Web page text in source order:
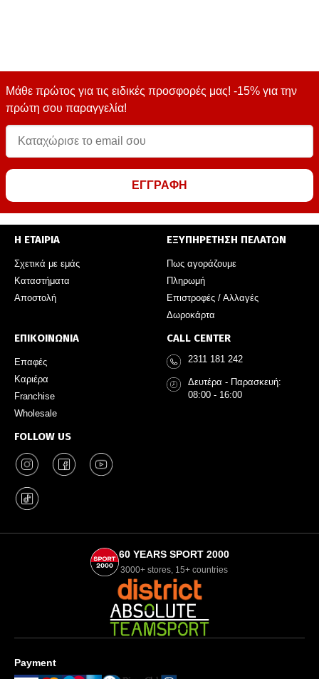
Μάθε πρώτος για τις ειδικές προσφορές μας! -15% για την
πρώτη σου παραγγελία!
ΕΓΓΡΑΦΗ
Η ΕΤΑΙΡΙΑ
Σχετικά με εμάς
Καταστήματα
Αποστολή
ΕΞΥΠΗΡΕΤΗΣΗ ΠΕΛΑΤΩΝ
Πως αγοράζουμε
Πληρωμή
Επιστροφές / Αλλαγές
Δωροκάρτα
ΕΠΙΚΟΙΝΩΝΙΑ
Επαφές
Καριέρα
Franchise
Wholesale
FOLLOW US
CALL CENTER
2311 181 242
Δευτέρα - Παρασκευή:
08:00 - 16:00
60 YEARS SPORT 2000
3000+ stores, 15+ countries
Payment